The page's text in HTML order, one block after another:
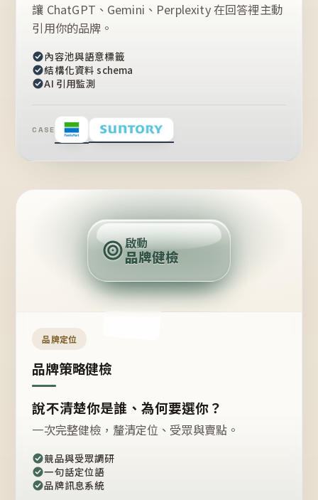
讓 ChatGPT、Gemini、Perplexity 在回答裡主動
引用你的品牌。
內容池與語意標籤
結構化資料 schema
AI 引用監測
CASE
定
位
點
啟動
品牌健檢
品牌定位
品牌策略健檢
說不清楚你是誰、為何要選你？
一次完整健檢，釐清定位、受眾與賣點。
競品與受眾調研
一句話定位語
品牌訊息系統